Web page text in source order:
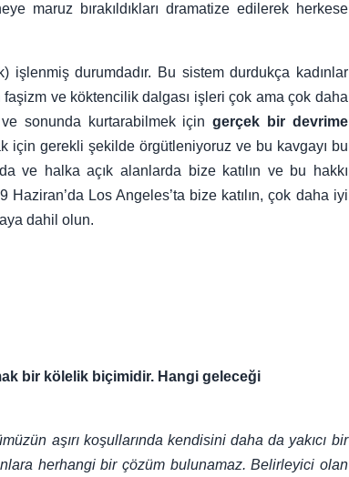
maruz bırakıldıkları dramatize edilerek herkese
işlenmiş durumdadır. Bu sistem durdukça kadınlar
faşizm ve köktencilik dalgası işleri çok ama çok daha
ve sonunda kurtarabilmek içingerçek bir devrime
için gerekli şekilde örgütleniyoruz ve bu kavgayı bu
ve halka açık alanlarda bize katılın ve bu hakkı
Los Angeles’ta bize katılın, çok daha iyi
dahil olun.
bir kölelik biçimidir. Hangi geleceği
aşırı koşullarında kendisini daha da yakıcı bir
herhangi bir çözüm bulunamaz. Belirleyici olan